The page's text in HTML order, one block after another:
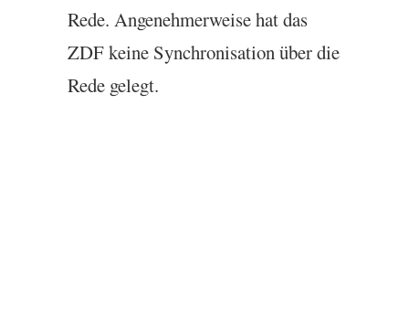
Rede. Angenehmer­weise hat das
ZDFkeine Syn­chron­isa­tion über die
Rede gelegt.